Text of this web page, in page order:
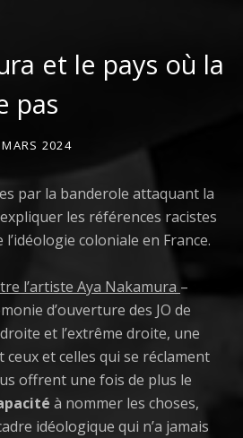
et le pays où la
pas
2024
par la banderole attaquant la
les références racistes
coloniale en France.
l’artiste Aya Nakamura –
d’ouverture des JO de
et l’extrême droite, une
ceux et celles qui se réclament
offrent une fois de plus le
à nommer les choses,
idéologique qui n’a jamais